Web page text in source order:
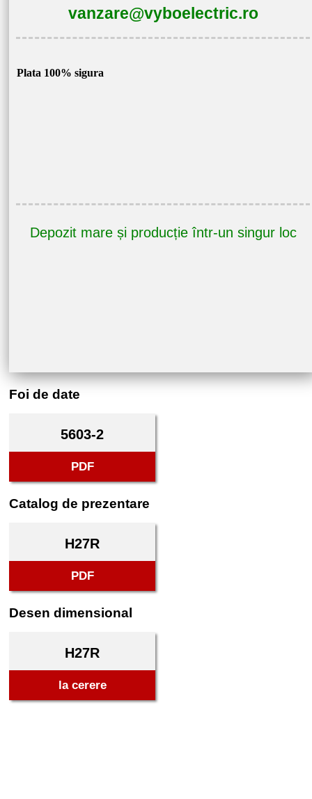
vanzare@vyboelectric.ro
Plata 100% sigura
Depozit mare și producție într-un singur loc
Foi de date
5603-2
PDF
Catalog de prezentare
H27R
PDF
Desen dimensional
H27R
la cerere